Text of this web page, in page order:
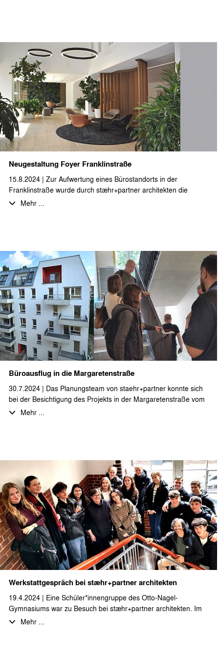
Neugestaltung Foyer Franklinstraße
15.8.2024 | Zur Aufwertung eines Bürostandorts in der
Franklinstraße wurde durch stæhr+partner architekten die
Umgestaltung des Foyers, der Eingangsbereiche und des
Begrünung verbessert. Auch die straßenseitige
Zugangssituation und der Innenhofbereich wurden durch das
neue Beschriftungskonzept, Sitzstufen und Holzpergolen
aufgewertet und wird von Mitarbeitern und Besuchern gut
angenommen.
Wir halten das Ergebnis für sehr gelungen und bedanken uns
bei den Auftraggebern und allen Beteiligten für die gute
Zusammenarbeit.
Mehr ...
Büroausflug in die Margaretenstraße
30.7.2024 | Das Planungsteam von staehr+partner konnte sich
bei der Besichtigung des Projekts in der Margaretenstraße vom
Fortschritt der Bauarbeiten überzeugen. Im Dachgeschoss des
Vielen Dank auch an die Bauleitung für die ausführliche Führung
durchs Projekt und den Erfahrungsaustausch und das Feedback
zu Planung und Ausführung!
Mehr ...
Werkstattgespräch bei stæhr+partner architekten
19.4.2024 | Eine Schüler*innengruppe des Otto-Nagel-
Gymnasiums war zu Besuch bei stæhr+partner architekten. Im
Rahmen des Grundkurses Kunst betrachten die
Mehr ...